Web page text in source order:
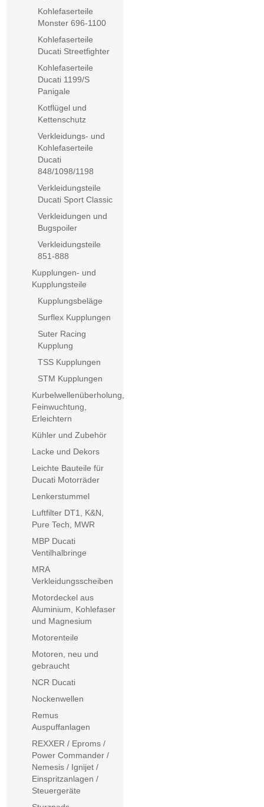
Kohlefaserteile
Monster 696-1100
Kohlefaserteile
Ducati Streetfighter
Kohlefaserteile
Ducati 1199/S
Panigale
Kotflügel und
Kettenschutz
Verkleidungs- und
Kohlefaserteile
Ducati
848/1098/1198
Verkleidungsteile
Ducati Sport Classic
Verkleidungen und
Bugspoiler
Verkleidungsteile
851-888
Kupplungen- und
Kupplungsteile
Kupplungsbeläge
Surflex Kupplungen
Suter Racing
Kupplung
TSS Kupplungen
STM Kupplungen
Kurbelwellenüberholung,
Feinwuchtung,
Erleichtern
Kühler und Zubehör
Lacke und Dekors
Leichte Bauteile für
Ducati Motorräder
Lenkerstummel
Luftfilter DT1, K&N,
Pure Tech, MWR
MBP Ducati
Ventilhalbringe
MRA
Verkleidungsscheiben
Motordeckel aus
Aluminium, Kohlefaser
und Magnesium
Motorenteile
Motoren, neu und
gebraucht
NCR Ducati
Nockenwellen
Remus
Auspuffanlagen
REXXER / Eproms /
Power Commander /
Nemesis / Ignijet /
Einspritzanlagen /
Steuergeräte